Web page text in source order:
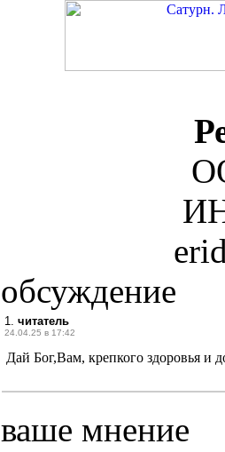
обсуждение
1. читатель
24.04.25 в 17:42
Дай Бог,Вам, крепкого здоровья и
ваше мнение